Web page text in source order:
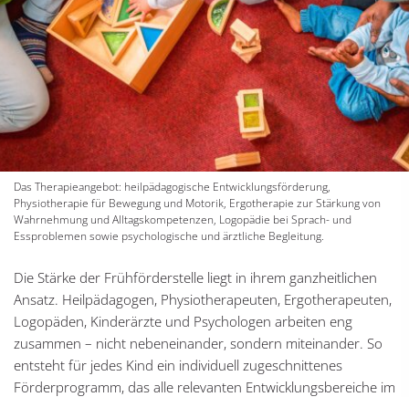
Das Therapieangebot: heilpädagogische Entwicklungsförderung,
Physiotherapie für Bewegung und Motorik, Ergotherapie zur Stärkung von
Wahrnehmung und Alltagskompetenzen, Logopädie bei Sprach- und
Essproblemen sowie psychologische und ärztliche Begleitung.
Die Stärke der Frühförderstelle liegt in ihrem ganzheitlichen
Ansatz. Heilpädagogen, Physiotherapeuten, Ergotherapeuten,
Logopäden, Kinderärzte und Psychologen arbeiten eng
zusammen – nicht nebeneinander, sondern miteinander. So
entsteht für jedes Kind ein individuell zugeschnittenes
Förderprogramm, das alle relevanten Entwicklungsbereiche im